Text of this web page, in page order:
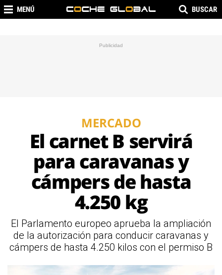
MENÚ BUSCAR
MERCADO
El carnet B servirá
para caravanas y
cámpers de hasta
4.250 kg
El Parlamento europeo aprueba la ampliación
de la autorización para conducir caravanas y
cámpers de hasta 4.250 kilos con el permiso B